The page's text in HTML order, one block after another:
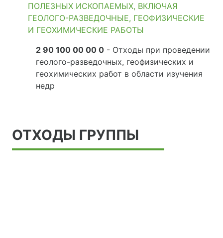
ПОЛЕЗНЫХ ИСКОПАЕМЫХ, ВКЛЮЧАЯ
ГЕОЛОГО-РАЗВЕДОЧНЫЕ, ГЕОФИЗИЧЕСКИЕ
И ГЕОХИМИЧЕСКИЕ РАБОТЫ
2 90 100 00 00 0 - Отходы при проведении
геолого-разведочных, геофизических и
геохимических работ в области изучения
недр
ОТХОДЫ ГРУППЫ